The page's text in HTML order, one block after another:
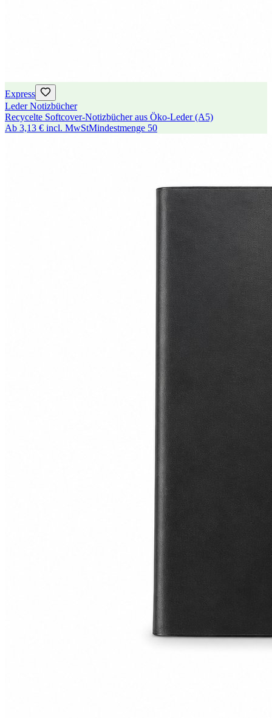
Express
Leder Notizbücher
Recycelte Softcover-Notizbücher aus Öko-Leder (A5)
Ab 3,13 € incl. MwStMindestmenge 50